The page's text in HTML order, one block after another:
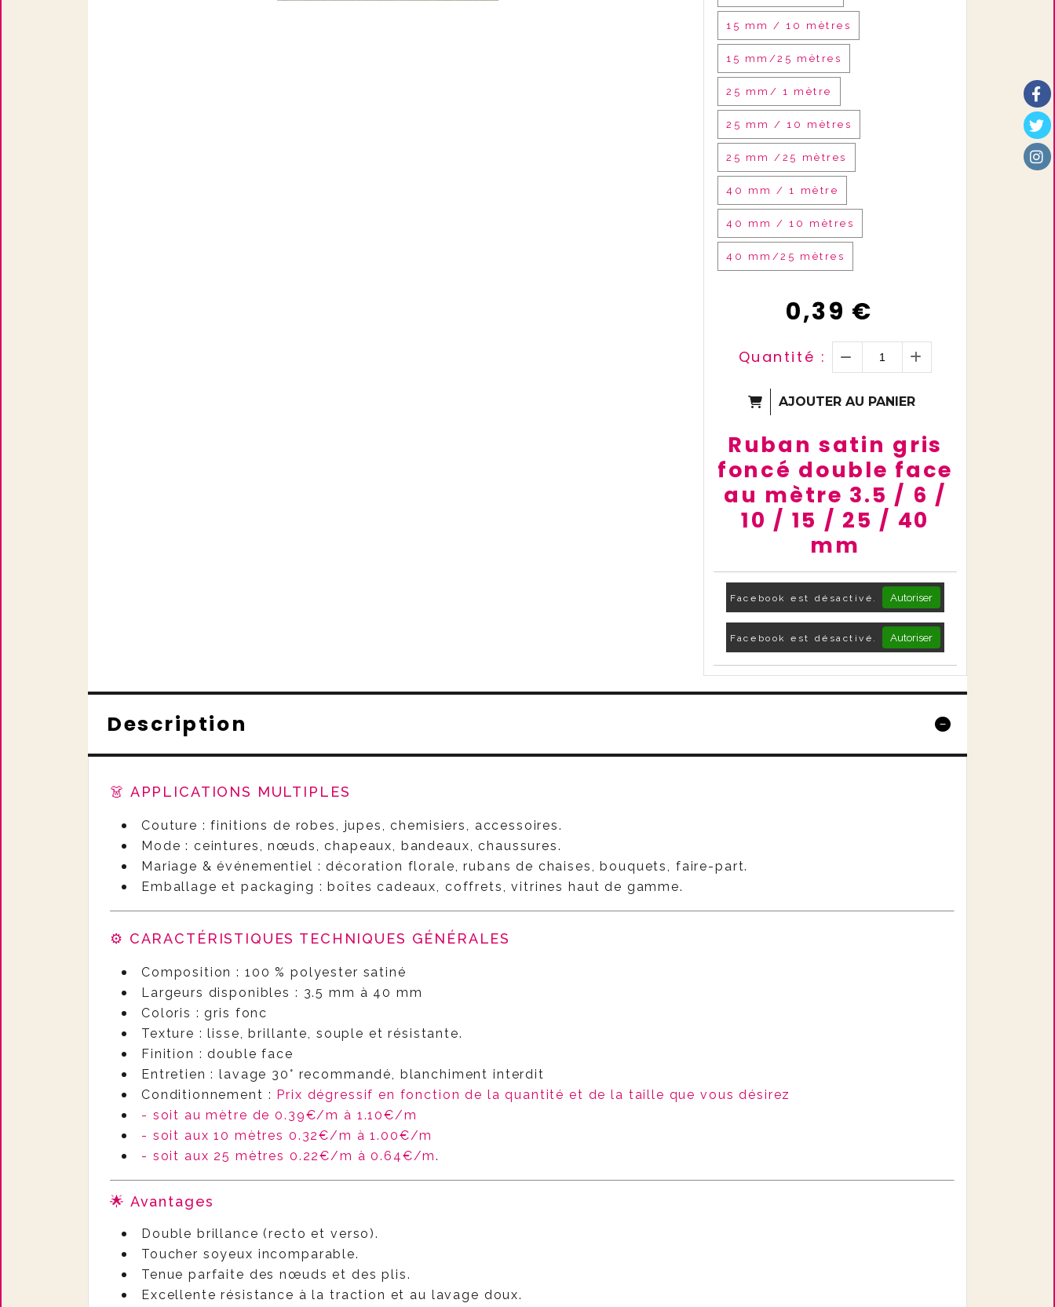
15 mm / 10 mètres
15 mm/25 mètres
25 mm/ 1 mètre
25 mm / 10 mètres
25 mm /25 mètres
40 mm / 1 mètre
40 mm / 10 mètres
40 mm/25 mètres
0,39 €
Quantité :
AJOUTER AU PANIER
Ruban satin gris
foncé double face
au mètre 3.5 / 6 /
10 / 15 / 25 / 40
mm
Facebook est désactivé. Autoriser
Facebook est désactivé. Autoriser
Description
👗 APPLICATIONS MULTIPLES
Couture : finitions de robes, jupes, chemisiers, accessoires.
Mode : ceintures, nœuds, chapeaux, bandeaux, chaussures.
Mariage & événementiel : décoration florale, rubans de chaises, bouquets, faire-part.
Emballage et packaging : boîtes cadeaux, coffrets, vitrines haut de gamme.
⚙️ CARACTÉRISTIQUES TECHNIQUES GÉNÉRALES
Composition : 100 % polyester satiné
Largeurs disponibles : 3.5 mm à 40 mm
Coloris : gris fonc
Texture : lisse, brillante, souple et résistante.
Finition : double face
Entretien : lavage 30° recommandé, blanchiment interdit
Conditionnement : Prix dégressif en fonction de la quantité et de la taille que vous désirez
- soit au mètre de 0.39€/m à 1.10€/m
- soit aux 10 mètres 0.32€/m à 1.00€/m
- soit aux 25 mètres 0.22€/m à 0.64€/m.
🌟 Avantages
Double brillance (recto et verso).
Toucher soyeux incomparable.
Tenue parfaite des nœuds et des plis.
Excellente résistance à la traction et au lavage doux.